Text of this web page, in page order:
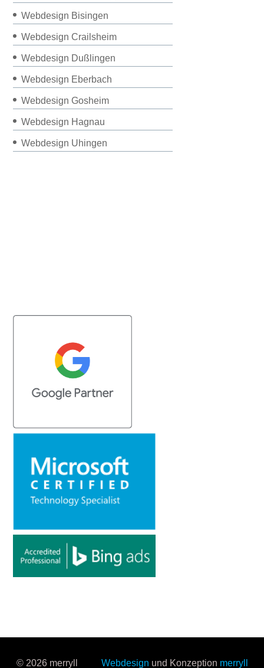
Webdesign Bisingen
Webdesign Crailsheim
Webdesign Dußlingen
Webdesign Eberbach
Webdesign Gosheim
Webdesign Hagnau
Webdesign Uhingen
© 2026 merryll Webdesign und Konzeption merryll